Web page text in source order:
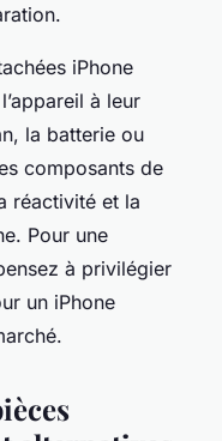
iPhone
à leur
la batterie ou
composants de
réactivité et la
Pour une
à privilégier
un iPhone